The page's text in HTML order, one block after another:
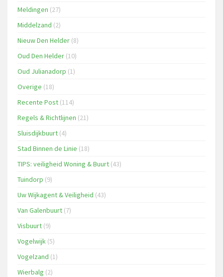
Meldingen (27)
Middelzand (2)
Nieuw Den Helder (8)
Oud Den Helder (10)
Oud Julianadorp (1)
Overige (18)
Recente Post (114)
Regels & Richtlijnen (21)
Sluisdijkbuurt (4)
Stad Binnen de Linie (18)
TIPS: veiligheid Woning & Buurt (43)
Tuindorp (9)
Uw Wijkagent & Veiligheid (43)
Van Galenbuurt (7)
Visbuurt (9)
Vogelwijk (5)
Vogelzand (1)
Wierbalg (2)